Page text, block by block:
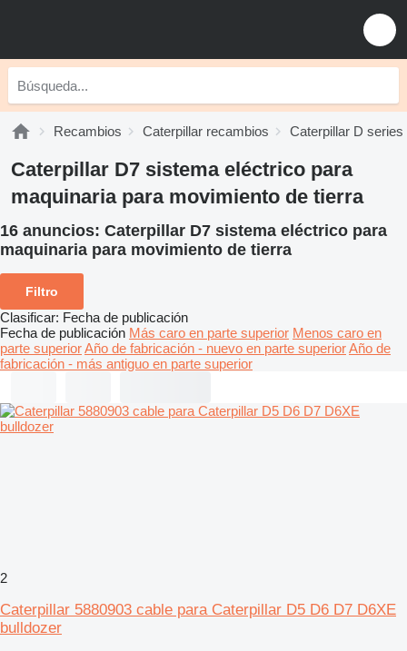
Recambios Caterpillar recambios Caterpillar D
Caterpillar D7 sistema eléctrico para
maquinaria para movimiento de tierra
16 anuncios: Caterpillar D7 sistema eléctrico para
maquinaria para movimiento de tierra
Filtro
Clasificar: Fecha de publicación
Fecha de publicación Más caro en parte superior Menos caro en
parte superiorAño de fabricación - nuevo en parte superiorAño de
fabricación - más antiguo en parte superior
2
Caterpillar 5880903 cable para Caterpillar D5 D6 D7 D6XE
bulldozer